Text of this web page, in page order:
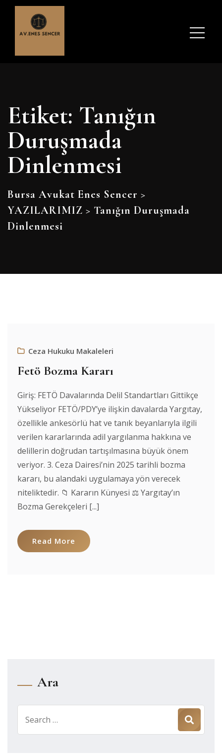
Etiket: Tanığın
Duruşmada
Dinlenmesi
Bursa Avukat Enes Sencer >
YAZILARIMIZ > Tanığın Duruşmada
Dinlenmesi
Ceza Hukuku Makaleleri
Fetö Bozma Kararı
Giriş: FETÖ Davalarında Delil Standartları Gittikçe
Yükseliyor FETÖ/PDY’ye ilişkin davalarda Yargıtay,
özellikle ankesörlü hat ve tanık beyanlarıyla ilgili
verilen kararlarında adil yargılanma hakkına ve
delillerin doğrudan tartışılmasına büyük önem
veriyor. 3. Ceza Dairesi’nin 2025 tarihli bozma
kararı, bu alandaki uygulamaya yön verecek
niteliktedir. 📁 Kararın Künyesi ⚖️ Yargıtay’ın
Bozma Gerekçeleri [...]
Read More
Ara
for: